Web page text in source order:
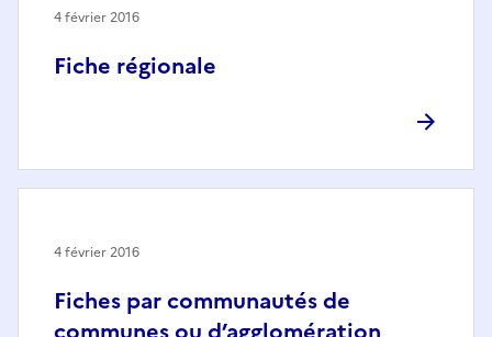
Fiche régionale
4 février 2016
Fiches par communautés de
4 février 2016